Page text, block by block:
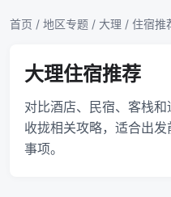
首页 / 地区专题 / 大理 / 住宿推
大理住宿推荐
对比酒店、民宿、客栈
收拢相关攻略，适合出
事项。